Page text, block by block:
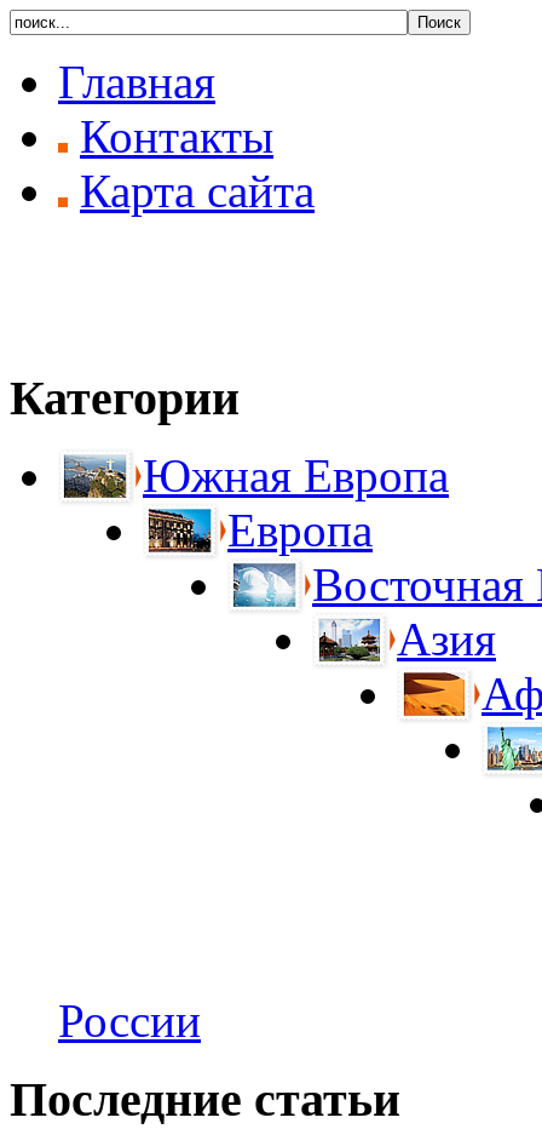
Главная
Контакты
Карта сайта
Категории
Южная Европа
Европа
Восточная
Азия
России
Последние статьи